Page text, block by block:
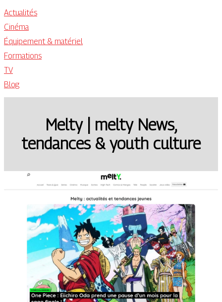
Actualités
Cinéma
Équipement & matériel
Formations
TV
Blog
Melty | melty News,
tendances & youth culture